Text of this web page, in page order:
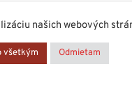
našich webových
všetkým Odmietam